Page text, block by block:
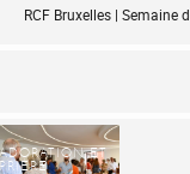
RCF Bruxelles | Semaine
ADORATION ET
PRIÈRE